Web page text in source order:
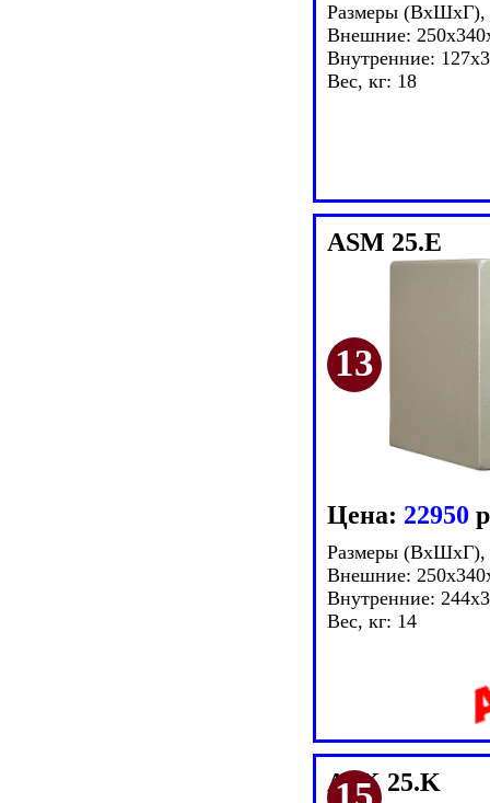
Размеры
Внешние:
Внутренние:
Вес, кг: 18
ASM 25.E
Цена: 22950
Размеры
Внешние:
Внутренние:
Вес, кг: 14
ASK 25.K